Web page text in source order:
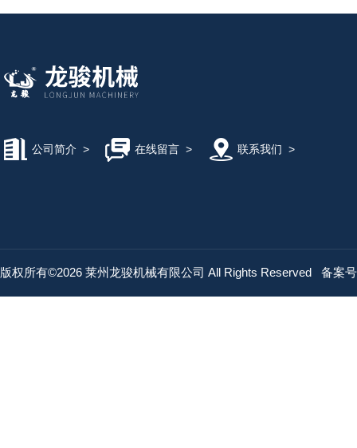
公司简介 > 在线留言> 联系我们 >
版权所有©2026 莱州龙骏机械有限公司 All Rights Reserved 备案